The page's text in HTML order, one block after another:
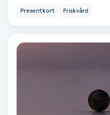
Extensions borttagning
Presentkort Friskvård